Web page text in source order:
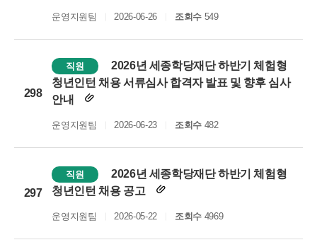
운영지원팀 2026-06-26 조회수549
298
직원
2026년 세종학당재단 하반기 체험형
청년인턴 채용 서류심사 합격자 발표 및 향후 심사
안내
운영지원팀 2026-06-23 조회수482
297
직원
2026년 세종학당재단 하반기 체험형
청년인턴 채용 공고
운영지원팀 2026-05-22 조회수4969